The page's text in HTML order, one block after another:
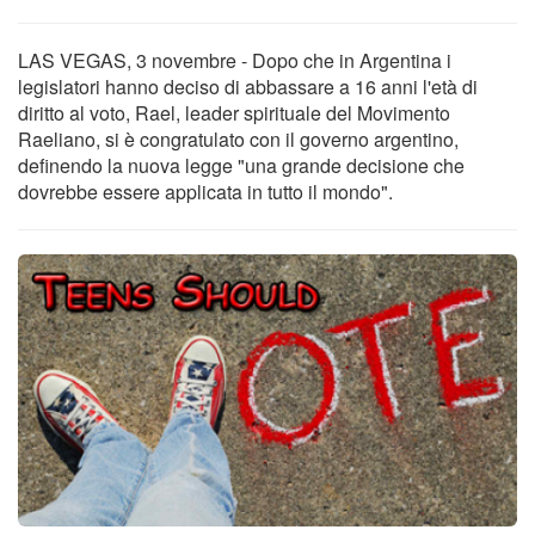
LAS VEGAS, 3 novembre - Dopo che in Argentina i
legislatori hanno deciso di abbassare a 16 anni l'età di
diritto al voto, Rael, leader spirituale del Movimento
Raeliano, si è congratulato con il governo argentino,
definendo la nuova legge "una grande decisione che
dovrebbe essere applicata in tutto il mondo".